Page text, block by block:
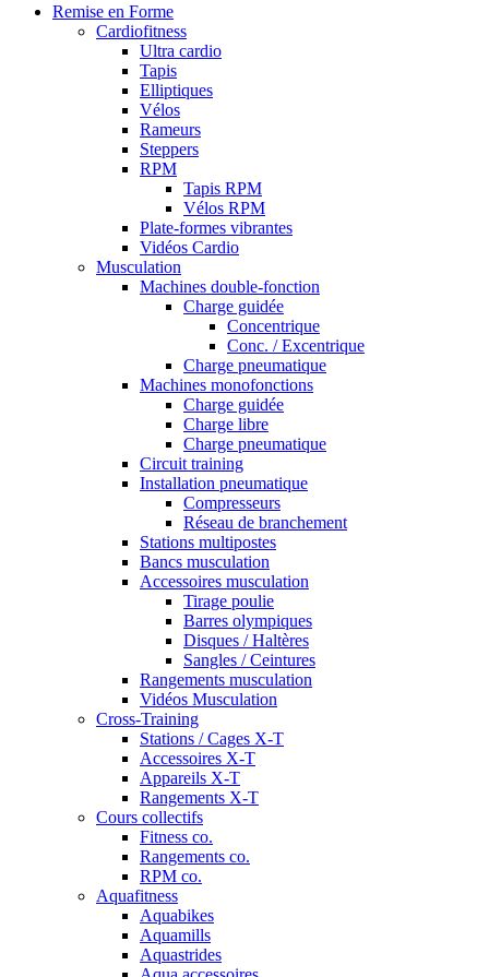
Remise en Forme
Cardiofitness
Ultra cardio
Tapis
Elliptiques
Vélos
Rameurs
Steppers
RPM
Tapis RPM
Vélos RPM
Plate-formes vibrantes
Vidéos Cardio
Musculation
Machines double-fonction
Charge guidée
Concentrique
Conc. / Excentrique
Charge pneumatique
Machines monofonctions
Charge guidée
Charge libre
Charge pneumatique
Circuit training
Installation pneumatique
Compresseurs
Réseau de branchement
Stations multipostes
Bancs musculation
Accessoires musculation
Tirage poulie
Barres olympiques
Disques / Haltères
Sangles / Ceintures
Rangements musculation
Vidéos Musculation
Cross-Training
Stations / Cages X-T
Accessoires X-T
Appareils X-T
Rangements X-T
Cours collectifs
Fitness co.
Rangements co.
RPM co.
Aquafitness
Aquabikes
Aquamills
Aquastrides